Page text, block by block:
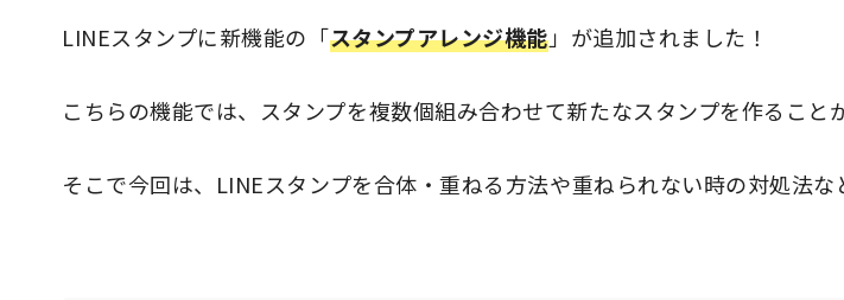
LINEスタンプに新機能の「スタンプアレンジ機能」が追加されました！
こちらの機能では、スタンプを複数個組み合わせて新たなスタンプを作ること
そこで今回は、LINEスタンプを合体・重ねる方法や重ねられない時の対処法な